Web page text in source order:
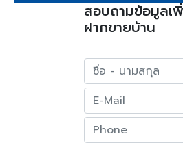
สอบถามข้อมูล
ฝากขายบ้าน